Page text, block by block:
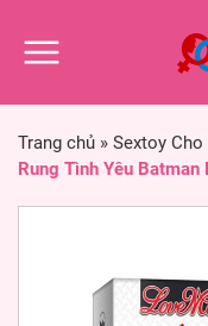
Trang chủ » Sextoy
Rung Tình Yêu Batman